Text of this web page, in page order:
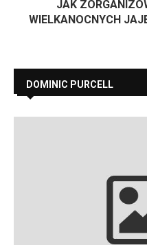
JAK
WIELKANOCNYCH
DOMINIC PURCELL